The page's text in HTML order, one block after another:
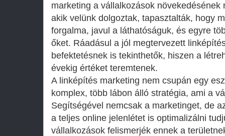
marketing a vállalkozások növekedésének
akik velünk dolgoztak, tapasztalták, hogy
forgalma, javul a láthatóságuk, és egyre
őket. Ráadásul a jól megtervezett
befektetésnek is tekinthetők, hiszen a
évekig értéket teremtenek.
A linképítés marketing nem csupán egy
komplex, több lábon álló stratégia, ami a
Segítségével nemcsak a marketinget, de
a teljes online jelenlétet is optimalizálni
vállalkozások felismerjék ennek a